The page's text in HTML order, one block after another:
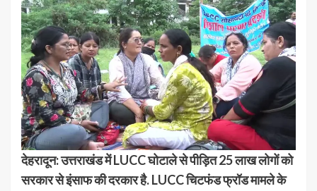
देहरादून:उत्तराखंड में LUCC घोटाले से पीड़ित 25 लाख लोगों को
सरकार से इंसाफ की दरकार है. LUCC चिटफंड फ्रॉड मामले के